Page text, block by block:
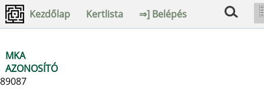
Kezdőlap Kertlista ⇒] Belépés
MKA
AZONOSÍTÓ
89087